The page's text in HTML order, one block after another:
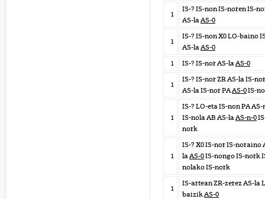
1
IS-? IS-non IS-noren IS-
AS-laAS-0
1
IS-? IS-non X0 LO-baino
AS-laAS-0
1
IS-? IS-nor AS-laAS-0
1
IS-? IS-nor ZR AS-la IS-nor
AS-la IS-nor PAAS-0IS-
1
IS-? LO-eta IS-non PA AS-
IS-nola AB AS-laAS-n-0
nork
1
IS-? X0 IS-nor IS-noraino
laAS-0IS-nongo IS-nork
nolako IS-nork
1
IS-artean ZR-zerez AS-la
baizikAS-0